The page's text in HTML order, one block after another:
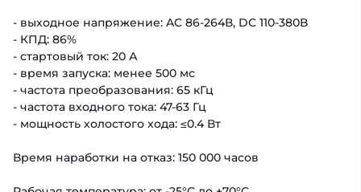
- выходное напряжение: AC 86-264В, DC 110-380В
- КПД: 86%
- стартовый ток: 20 А
- время запуска: менее 500 мс
- частота преобразования: 65 кГц
- частота входного тока: 47-63 Гц
- мощность холостого хода: ≤0.4 Вт
Время наработки на отказ: 150 000 часов